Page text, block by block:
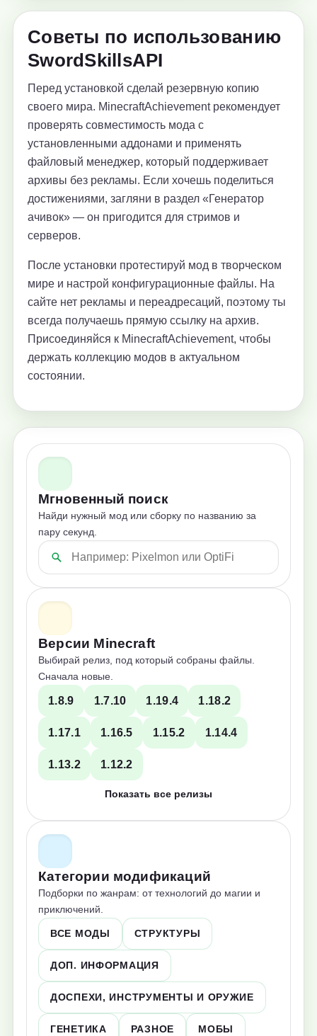
Советы по использованию
SwordSkillsAPI
Перед установкой сделай резервную копию
своего мира. MinecraftAchievement рекомендует
проверять совместимость мода с
установленными аддонами и применять
файловый менеджер, который поддерживает
архивы без рекламы. Если хочешь поделиться
достижениями, загляни в раздел «Генератор
ачивок» — он пригодится для стримов и
серверов.
После установки протестируй мод в творческом
мире и настрой конфигурационные файлы. На
сайте нет рекламы и переадресаций, поэтому ты
всегда получаешь прямую ссылку на архив.
Присоединяйся к MinecraftAchievement, чтобы
держать коллекцию модов в актуальном
состоянии.
Мгновенный поиск
Найди нужный мод или сборку по названию за
пару секунд.
Версии Minecraft
Выбирай релиз, под который собраны файлы.
Сначала новые.
1.8.9 1.7.10 1.19.4 1.18.2
1.17.1 1.16.5 1.15.2 1.14.4
1.13.2 1.12.2
Показать все релизы
Категории модификаций
Подборки по жанрам: от технологий до магии и
приключений.
ВСЕ МОДЫ СТРУКТУРЫ
ДОП. ИНФОРМАЦИЯ
ДОСПЕХИ, ИНСТРУМЕНТЫ И ОРУЖИЕ
ГЕНЕТИКА РАЗНОЕ МОБЫ